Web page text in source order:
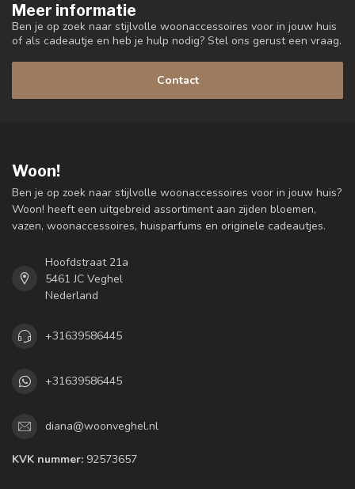
Meer informatie
Ben je op zoek naar stijlvolle woonaccessoires voor in jouw huis
of als cadeautje en heb je hulp nodig? Stel ons gerust een vraag.
Contact
Woon!
Ben je op zoek naar stijlvolle woonaccessoires voor in jouw huis?
Woon! heeft een uitgebreid assortiment aan zijden bloemen,
vazen, woonaccessoires, huisparfums en originele cadeautjes.
Hoofdstraat 21a
5461 JC Veghel
Nederland
+31639586445
+31639586445
diana@woonveghel.nl
KVK nummer: 92573657